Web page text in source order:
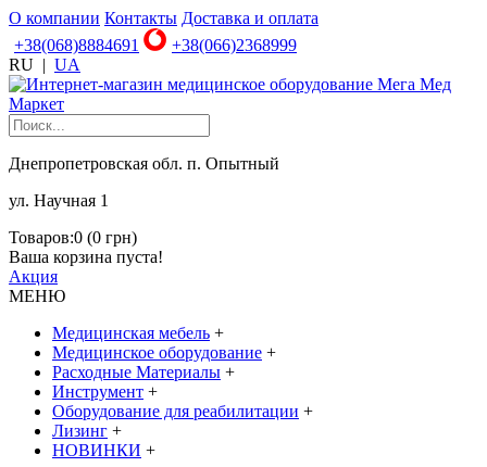
О компании Контакты Доставка и оплата
+38(068)8884691
+38(066)2368999
RU | UA
Днепропетровская обл. п. Опытный
ул. Научная 1
Товаров:0 (0 грн)
Ваша корзина пуста!
Акция
МЕНЮ
Медицинская мебель +
Медицинское оборудование +
Расходные Материалы +
Инструмент +
Оборудование для реабилитации +
Лизинг +
НОВИНКИ +